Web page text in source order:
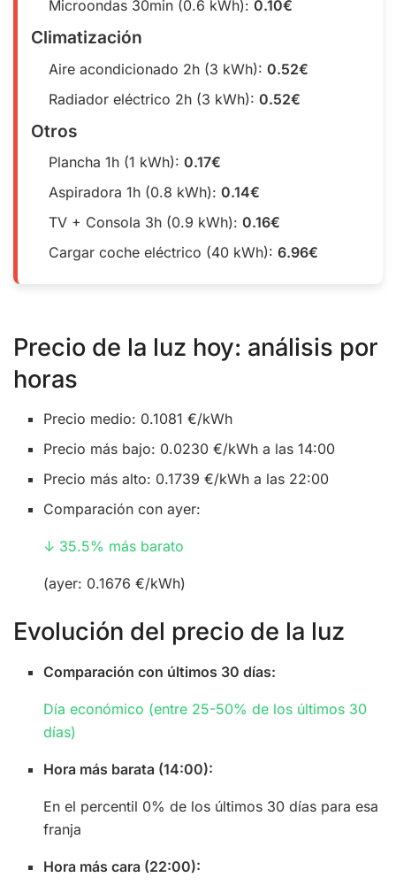
Microondas 30min (0.6 kWh): 0.10€
Climatización
Aire acondicionado 2h (3 kWh): 0.52€
Radiador eléctrico 2h (3 kWh): 0.52€
Otros
Plancha 1h (1 kWh): 0.17€
Aspiradora 1h (0.8 kWh): 0.14€
TV + Consola 3h (0.9 kWh): 0.16€
Cargar coche eléctrico (40 kWh): 6.96€
Precio de la luz hoy: análisis por
horas
Precio medio: 0.1081 €/kWh
Precio más bajo: 0.0230 €/kWh a las 14:00
Precio más alto: 0.1739 €/kWh a las 22:00
Comparación con ayer:
↓ 35.5% más barato
(ayer: 0.1676 €/kWh)
Evolución del precio de la luz
Comparación con últimos 30 días:
Día económico (entre 25-50% de los últimos 30
días)
Hora más barata (14:00):
En el percentil 0% de los últimos 30 días para esa
franja
Hora más cara (22:00):